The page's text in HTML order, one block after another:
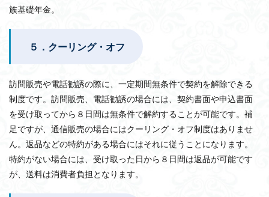
族基礎年金。
５．クーリング・オフ
訪問販売や電話勧誘の際に、一定期間無条件で契約を解除できる
制度です。訪問販売、電話勧誘の場合には、契約書面や申込書面
を受け取ってから８日間は無条件で解約することが可能です。補
足ですが、通信販売の場合にはクーリング・オフ制度はありませ
ん。返品などの特約がある場合にはそれに従うことになります。
特約がない場合には、受け取った日から８日間は返品が可能です
が、送料は消費者負担となります。